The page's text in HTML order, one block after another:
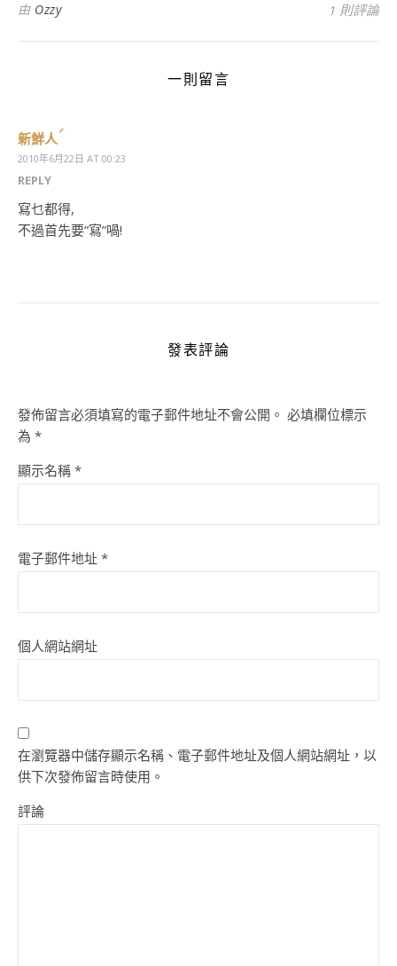
由 Ozzy 1 則評論
一則留言
新鮮人
2010年6月22日 AT 00:23
REPLY
寫乜都得,
不過首先要”寫”喎!
發表評論
發佈留言必須填寫的電子郵件地址不會公開。 必填欄位標示
為 *
顯示名稱 *
電子郵件地址 *
個人網站網址
在瀏覽器中儲存顯示名稱、電子郵件地址及個人網站網址，以
供下次發佈留言時使用。
評論